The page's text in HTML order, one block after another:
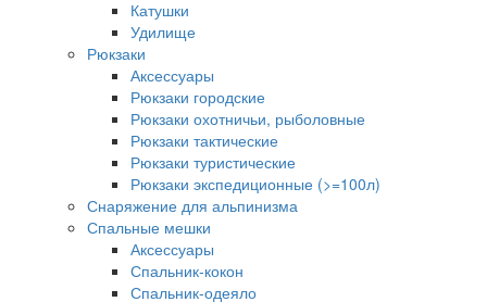
Катушки
Удилище
Рюкзаки
Аксессуары
Рюкзаки городские
Рюкзаки охотничьи, рыболовные
Рюкзаки тактические
Рюкзаки туристические
Рюкзаки экспедиционные (>=100л)
Снаряжение для альпинизма
Спальные мешки
Аксессуары
Спальник-кокон
Спальник-одеяло